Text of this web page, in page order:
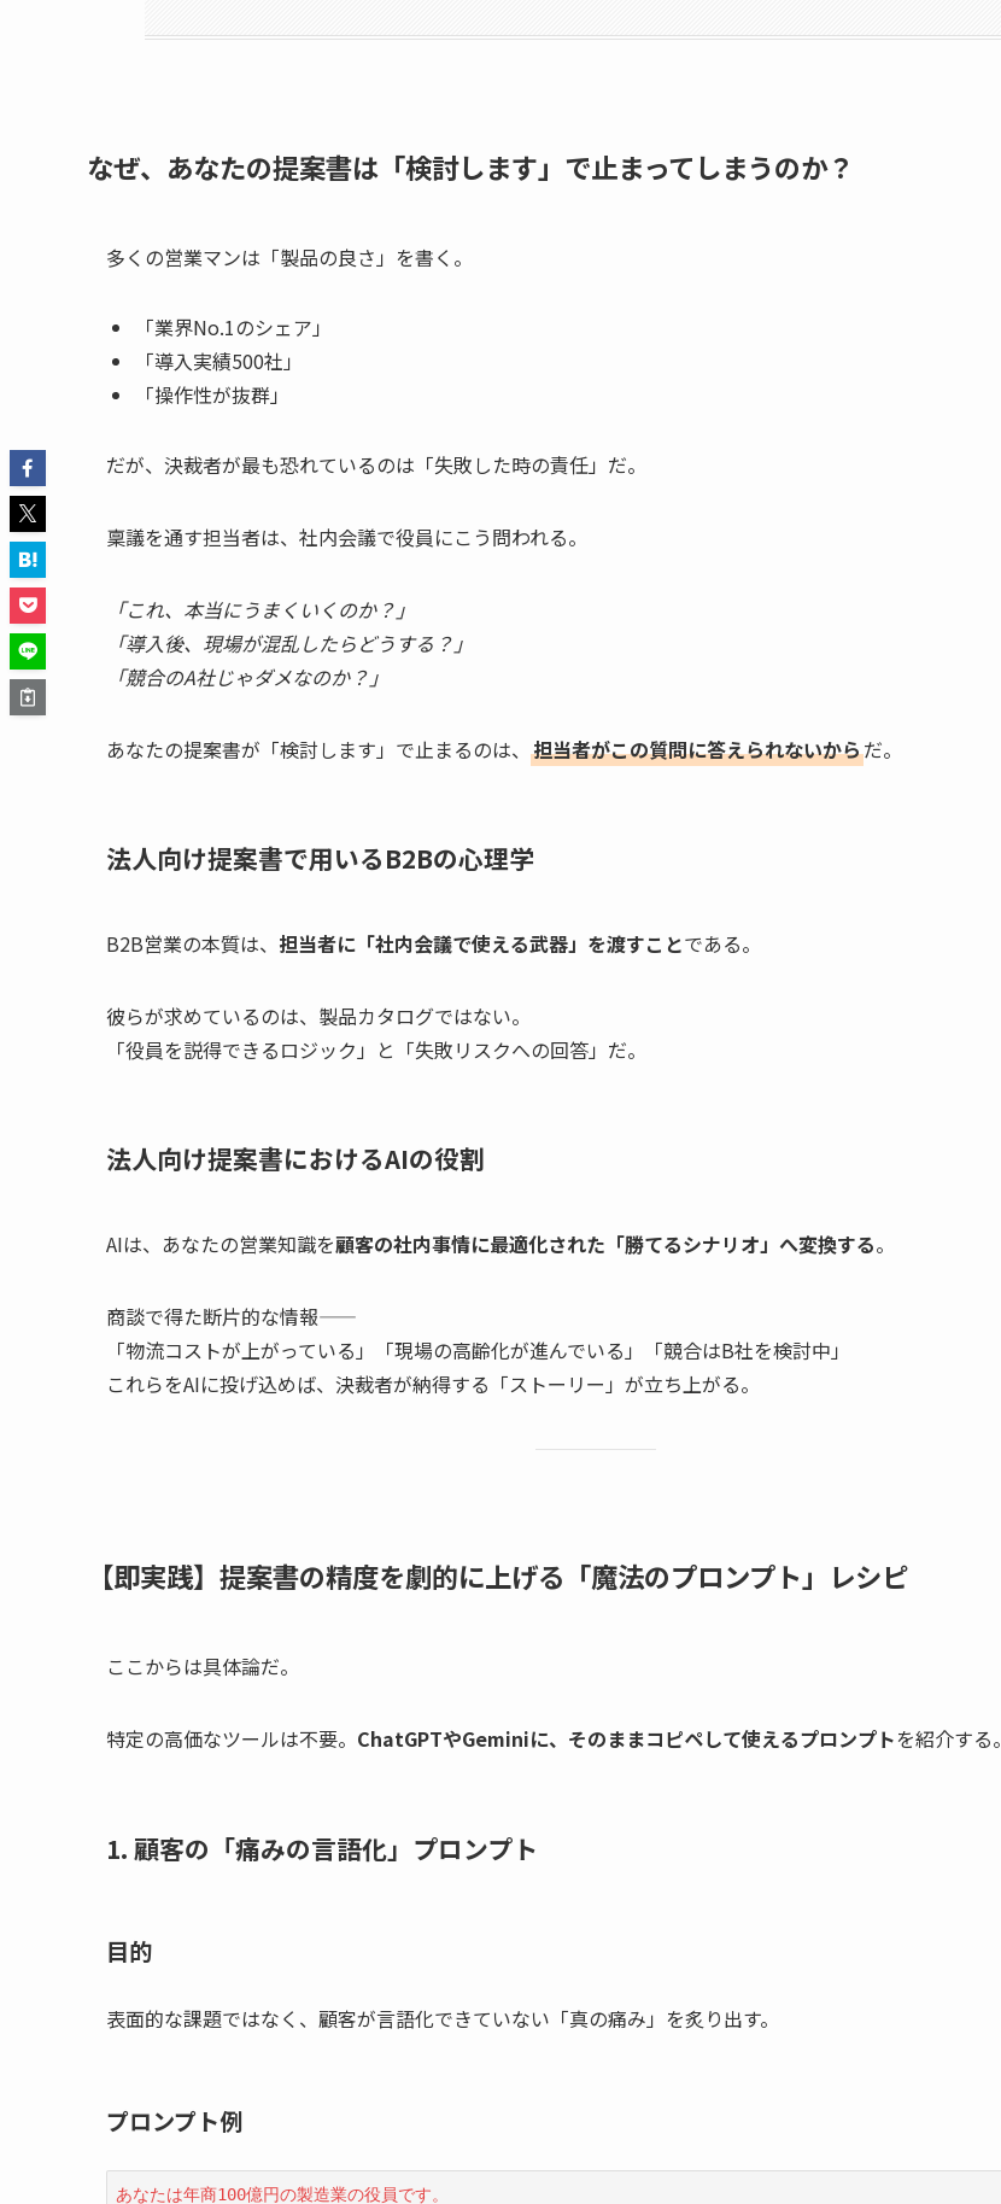
なぜ、あなたの提案書は「検討します」で止まってしまうのか？
多くの営業マンは「製品の良さ」を書く。
「業界No.1のシェア」
「導入実績500社」
「操作性が抜群」
だが、決裁者が最も恐れているのは「失敗した時の責任」だ。
稟議を通す担当者は、社内会議で役員にこう問われる。
「これ、本当にうまくいくのか？」
「導入後、現場が混乱したらどうする？」
「競合のA社じゃダメなのか？」
あなたの提案書が「検討します」で止まるのは、 担当者がこの質問に答えられないからだ。
法人向け提案書で用いるB2Bの心理学
B2B営業の本質は、 担当者に「社内会議で使える武器」を渡すことである。
彼らが求めているのは、製品カタログではない。
「役員を説得できるロジック」と「失敗リスクへの回答」だ。
法人向け提案書におけるAIの役割
AIは、あなたの営業知識を顧客の社内事情に最適化された「勝てるシナリオ」へ変換する。
商談で得た断片的な情報——
「物流コストが上がっている」「現場の高齢化が進んでいる」「競合はB社を検討中」
これらをAIに投げ込めば、決裁者が納得する「ストーリー」が立ち上がる。
【即実践】提案書の精度を劇的に上げる「魔法のプロンプト」レシピ
ここからは具体論だ。
特定の高価なツールは不要。 ChatGPTやGeminiに、そのままコピペして使えるプロンプトを紹介する。
1. 顧客の「痛みの言語化」プロンプト
目的
表面的な課題ではなく、顧客が言語化できていない「真の痛み」を炙り出す。
プロンプト例
あなたは年商100億円の製造業の役員です。